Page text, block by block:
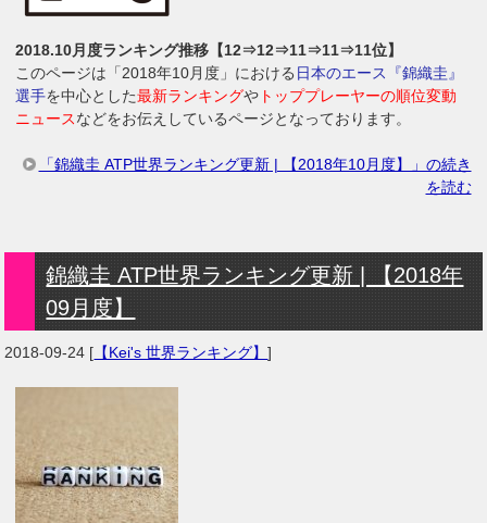
2018.10月度ランキング推移【12⇒12⇒11⇒11⇒11位】
このページは「2018年10月度」における 日本のエース『錦織圭』
選手を中心とした最新ランキングや トッププレーヤーの順位変動
ニュースなどをお伝えしているページとなっております。
「錦織圭 ATP世界ランキング更新 | 【2018年10月度】」の続き
を読む
錦織圭 ATP世界ランキング更新 | 【2018年
09月度】
2018-09-24 [ 【Kei's 世界ランキング】]